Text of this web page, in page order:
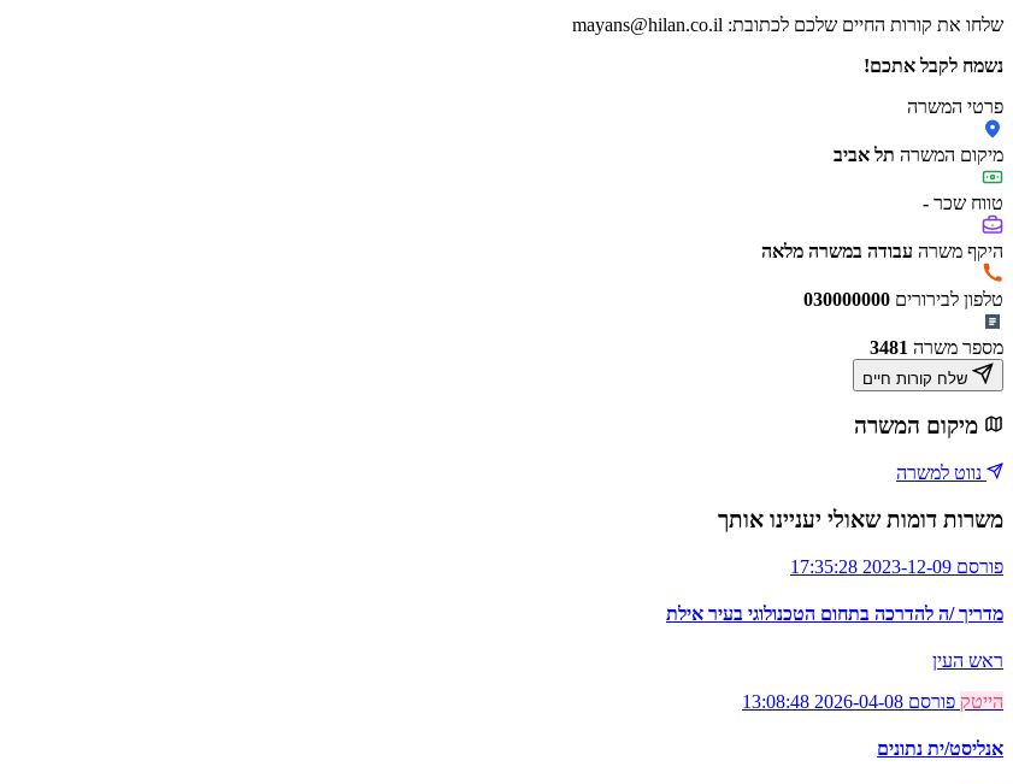
שלחו את קורות החיים שלכם לכתובת: mayans@hilan.co.il
נשמח לקבל אתכם!
פרטי המשרה
מיקום המשרה תל אביב
טווח שכר -
היקף משרה עבודה במשרה מלאה
טלפון לבירורים 030000000
מספר משרה 3481
מיקום המשרה
נווט למשרה
משרות דומות שאולי יעניינו אותך
פורסם 2023-12-09 17:35:28
מדריך /ה להדרכה בתחום הטכנולוגי בעיר אילת
ראש העין
הייטק פורסם 2026-04-08 13:08:48
אנליסט/ית נתונים